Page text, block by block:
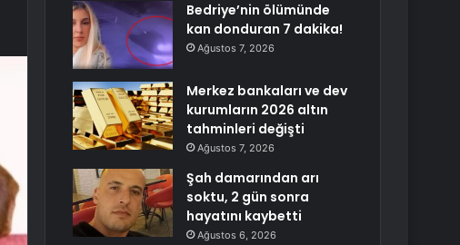
Bedriye’nin ölümünde
kan donduran 7 dakika!
Ağustos 7, 2026
Merkez bankaları ve dev
kurumların 2026 altın
tahminleri değişti
Ağustos 7, 2026
Şah damarından arı
soktu, 2 gün sonra
hayatını kaybetti
Ağustos 6, 2026